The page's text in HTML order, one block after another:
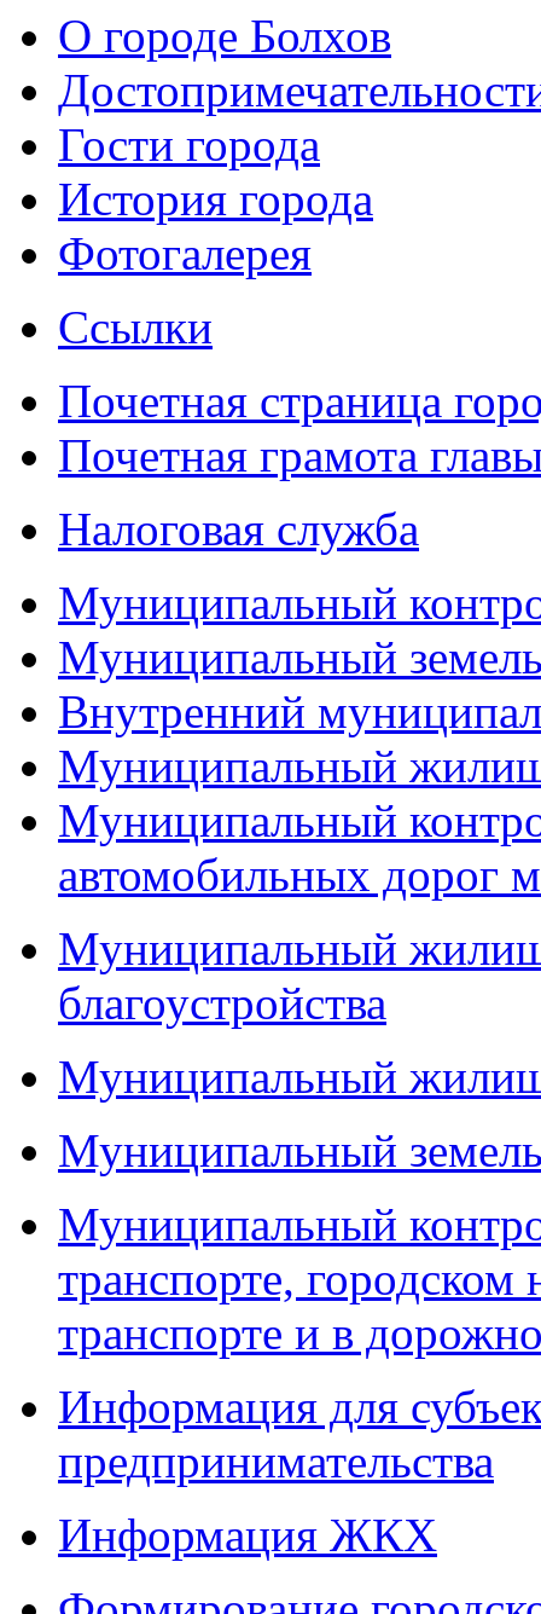
О городе Болхов
Гости города
История города
Фотогалерея
Ссылки
Почетная страница
Почетная грамота
Налоговая служба
Муниципальный
Муниципальный
Внутренний
Муниципальный
Муниципальный
автомобильных дорог
Муниципальный
благоустройства
Муниципальный
Муниципальный
Муниципальный
транспорте, городском
транспорте и в
Информация для
предпринимательства
Информация ЖКХ